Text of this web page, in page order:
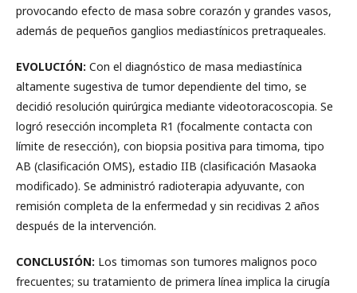
provocando efecto de masa sobre corazón y grandes vasos,
además de pequeños ganglios mediastínicos pretraqueales.
EVOLUCIÓN: Con el diagnóstico de masa mediastínica
altamente sugestiva de tumor dependiente del timo, se
decidió resolución quirúrgica mediante videotoracoscopia. Se
logró resección incompleta R1 (focalmente contacta con
límite de resección), con biopsia positiva para timoma, tipo
AB (clasificación OMS), estadio IIB (clasificación Masaoka
modificado). Se administró radioterapia adyuvante, con
remisión completa de la enfermedad y sin recidivas 2 años
después de la intervención.
CONCLUSIÓN: Los timomas son tumores malignos poco
frecuentes; su tratamiento de primera línea implica la cirugía